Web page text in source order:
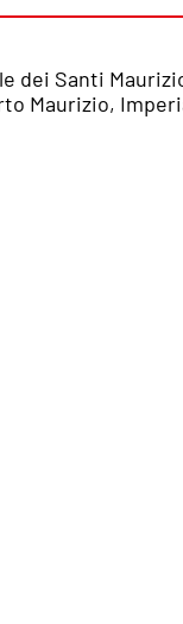
dei Santi
Maurizio,